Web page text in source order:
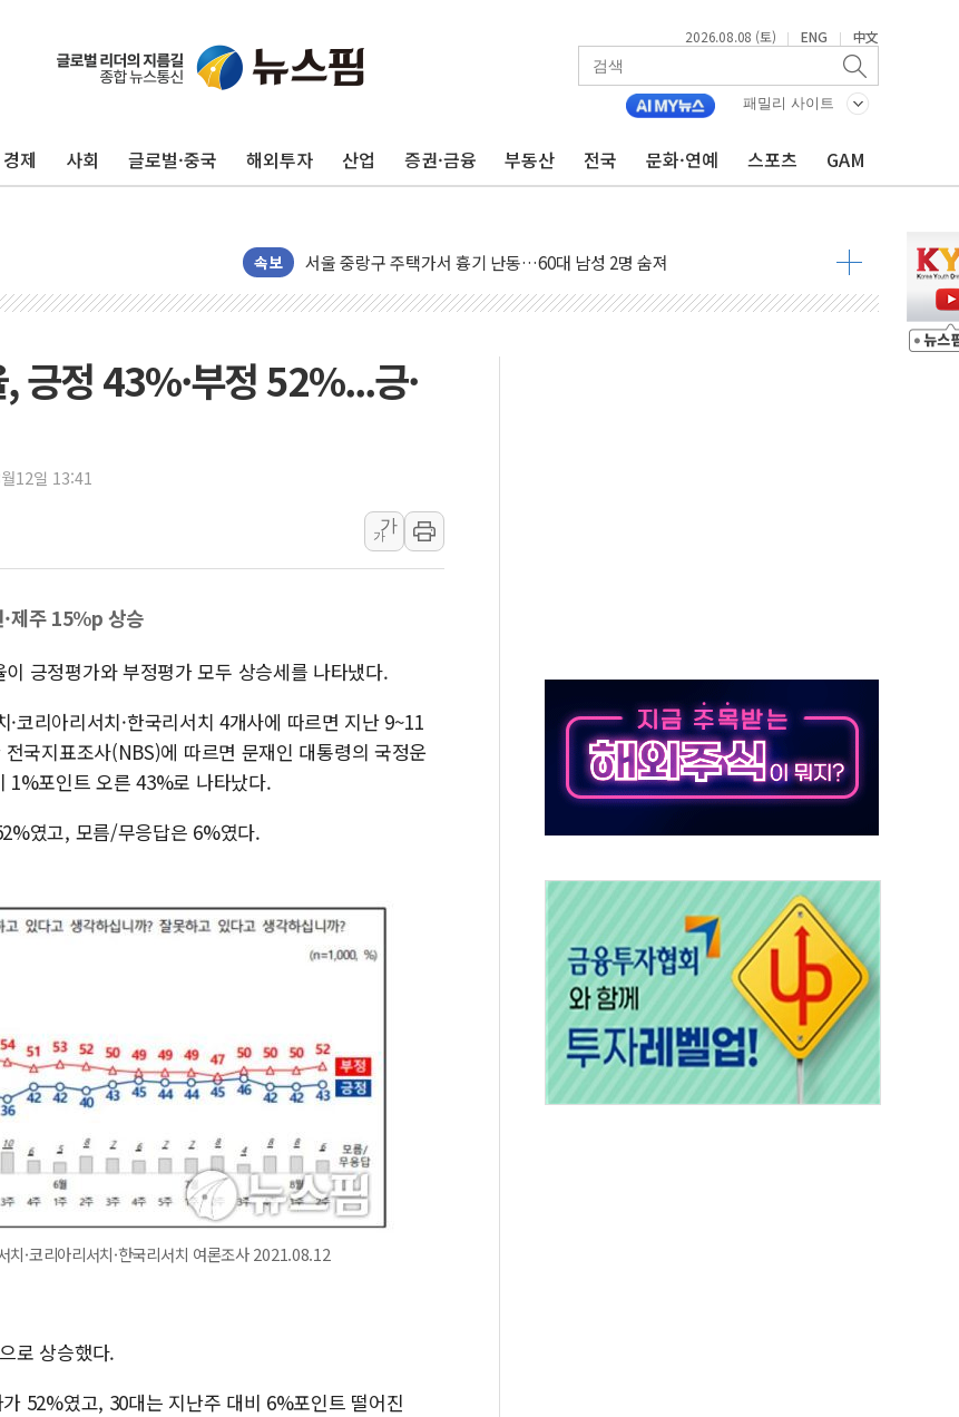
2026.08.08 (토) | ENG | 中文
패밀리 사이트
경제 사회 글로벌·중국 해외투자 산업 증권·금융 부동산 전국 문화·연예 스포츠 GAM
속보
강릉·동해·삼척 시간당 최대 50㎜ 폭우…강원 동해안 강한 비 어어져
폐기물 수거하다 참변…60대 환경미화원 수거차에 치여 사망
李대통령 "결혼 때문에 손해 보는 일 없게"…'결혼 페널티' 22개 과제 손본다
여수 오동도 인근 해상서 모터보트 전복…1명 사망·1명 실종
인천 선재도 갯벌서 해루질 중 실종 60대 나흘만에 숨진 채 발견
인천서 말다툼 중 어머니 흉기 살해 10대 아들 체포
연일 폭염에 온열질환 사망 23명…정부, 비상대응기구 가동
中 전방위 아파트 부양, 수도 베이징도 부동산 규제 철폐
강원 중·남부 동해안 시간당 50mm 이상 폭우…호우경보 발효
폭염에 車 운전면허 기능시험 오전 집중 편성…체감온도 38도 넘으면 중단
李대통령, 'ISA·주가누르기 방지법' 전면 재검토 지시
긍정 43%·부정 52%...긍·
12일 13:41
가
가
제주 15%p 상승
긍정평가와 부정평가 모두 상승세를 나타냈다.
코리아리서치·한국리서치 4개사에 따르면 지난 9~11
국지표조사(NBS)에 따르면 문재인 대통령의 국정운
1%포인트 오른 43%로 나타났다.
였고, 모름/무응답은 6%였다.
·코리아리서치·한국리서치 여론조사 2021.08.12
로 상승했다.
52%였고, 30대는 지난주 대비 6%포인트 떨어진